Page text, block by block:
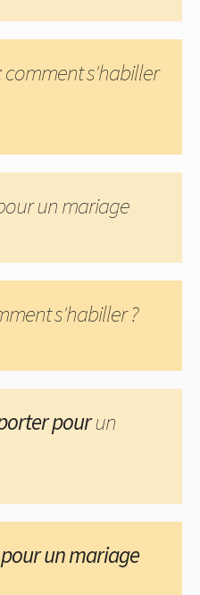
s'habiller
un mariage
s'habiller ?
pourun
un mariage